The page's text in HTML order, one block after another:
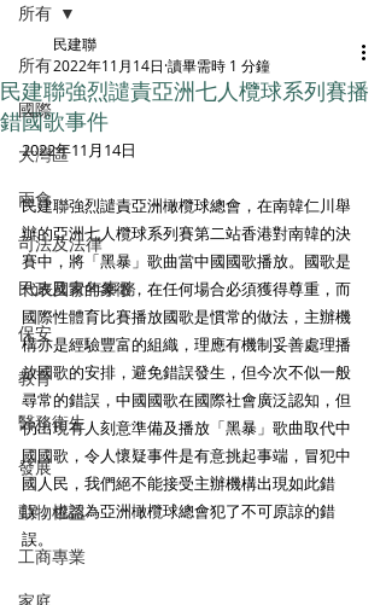
所有
國際
大灣區
兩會
司法及法律
民政及青年事務
保安
教育
醫務衛生
發展
動物權益
工商專業
所有
民建聯強烈譴責亞洲七人欖球系列賽播
錯國歌事件
民建聯
2022年11月14日 讀畢需時 1 分鐘
2022年11月14日
民建聯強烈譴責亞洲橄欖球總會，在南韓仁川舉
辦的亞洲七人欖球系列賽第二站香港對南韓的決
賽中，將「黑暴」歌曲當中國國歌播放。國歌是
代表國家的象徵，在任何場合必須獲得尊重，而
國際性體育比賽播放國歌是慣常的做法，主辦機
構亦是經驗豐富的組織，理應有機制妥善處理播
放國歌的安排，避免錯誤發生，但今次不似一般
尋常的錯誤，中國國歌在國際社會廣泛認知，但
仍出現有人刻意準備及播放「黑暴」歌曲取代中
國國歌，令人懷疑事件是有意挑起事端，冒犯中
國人民，我們絕不能接受主辦機構出現如此錯
誤，也認為亞洲橄欖球總會犯了不可原諒的錯
誤。